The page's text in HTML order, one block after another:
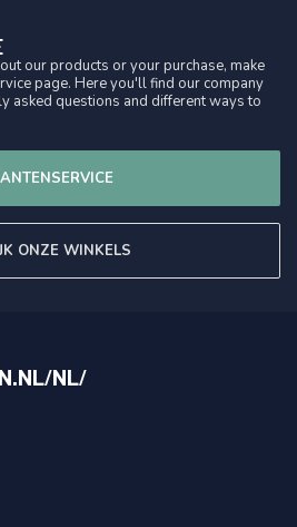
our products or your purchase, make
page. Here you'll find our company
asked questions and different ways to
ONZE WINKELS
NL/